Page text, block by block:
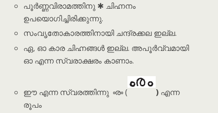
പൂർണ്ണവിരാമത്തിനു ✱ ചിഹ്നനം
ഉപയൊഗിച്ചിരിക്കുന്നു.
സംവൃതോകാരത്തിനായി ചന്ദ്രക്കല ഇല്ല.
ഏ, ഓ കാര ചിഹ്നങ്ങൾ ഇല്ല. അപൂർവ്വമായി
ഓ എന്ന സ്വരാക്ഷരം കാണാം.
ഈ എന്ന സ്വരത്തിന്നു ൟ ( ) എന്ന
രൂപം